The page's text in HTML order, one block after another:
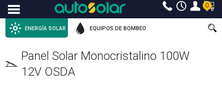
Menu 0
ENERGÍA SOLAR EQUIPOS DE BOMBEO
Panel Solar Monocristalino 100W
12V OSDA